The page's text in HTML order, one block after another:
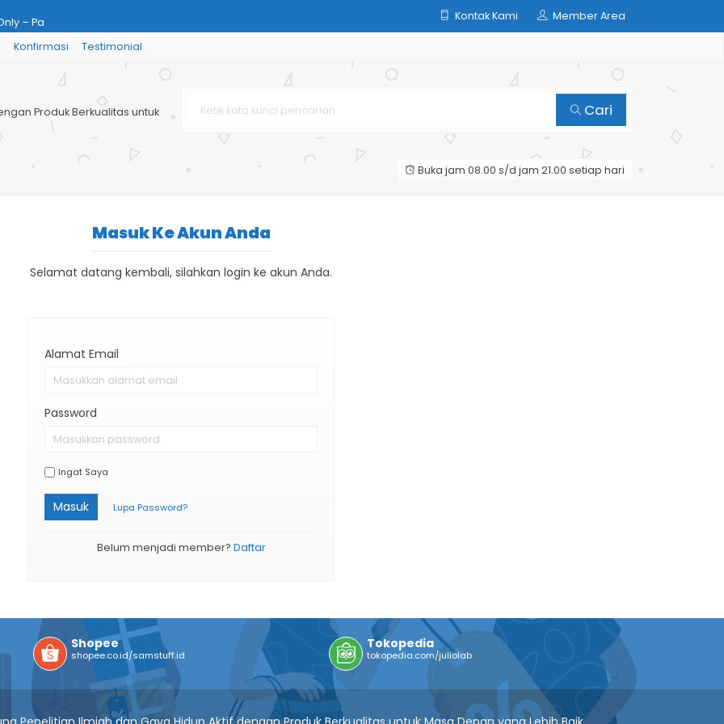
– Pa
Dimensi 1
Per
600 x 200
Steel 3
Ring B
Kontak Kami Member Area
Konfirmasi Testimonial
Produk Berkualitas untuk
Cari
Buka jam 08.00 s/d jam 21.00 setiap hari
Masuk Ke Akun Anda
Selamat datang kembali, silahkan login ke akun Anda.
Alamat Email
Password
Ingat Saya
Masuk Lupa Password?
Belum menjadi member? Daftar
Shopee
shopee.co.id/samstuff.id
Tokopedia
tokopedia.com/juliolab